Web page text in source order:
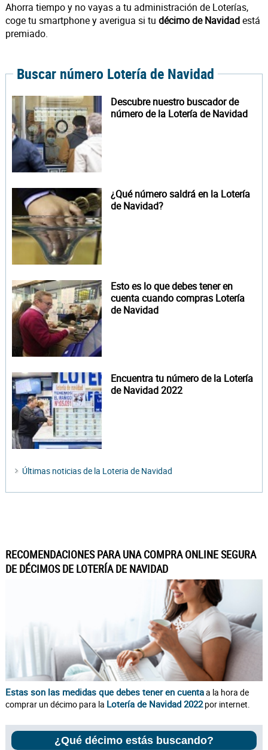
Ahorra tiempo y no vayas a tu administración de Loterías,
coge tu smartphone y averigua si tu décimo de Navidadestá
premiado.
Buscar número Lotería de Navidad
Descubre nuestro buscador de
número de la Lotería de Navidad
¿Qué número saldrá en la Lotería
de Navidad?
Esto es lo que debes tener en
cuenta cuando compras Lotería
de Navidad
Encuentra tu número de la Lotería
de Navidad 2022
Últimas noticias de la Loteria de Navidad
RECOMENDACIONES PARA UNA COMPRA ONLINE SEGURA
DE DÉCIMOS DE LOTERÍA DE NAVIDAD
Estas son las medidas que debes tener en cuentaa la hora de
comprar un décimo para la Lotería de Navidad 2022por internet.
¿Qué décimo estás buscando?